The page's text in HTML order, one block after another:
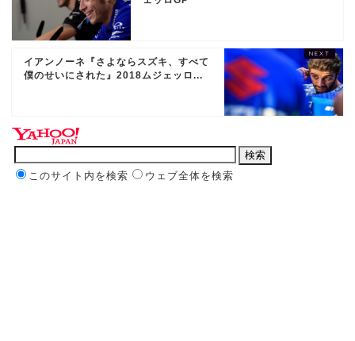
イアンノーネ『さよならスズキ、すべて
僕のせいにされた』2018ムジェッロ...
このサイト内を検索 ウェブ全体を検索